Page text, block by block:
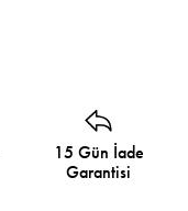
15 Gün İade
Garantisi